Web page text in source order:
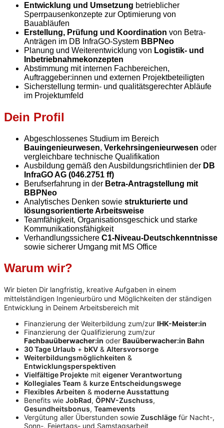
Entwicklung und Umsetzung betrieblicher
Sperrpausenkonzepte zur Optimierung von
Bauabläufen
Erstellung, Prüfung und Koordination von Betra-
Anträgen im DB InfraGO-System BBPNeo
Planung und Weiterentwicklung von Logistik- und
Inbetriebnahmekonzepten
Abstimmung mit internen Fachbereichen,
Auftraggeber:innen und externen Projektbeteiligten
Sicherstellung termin- und qualitätsgerechter Abläufe
im Projektumfeld
Dein Profil
Abgeschlossenes Studium im Bereich
Bauingenieurwesen, Verkehrsingenieurwesen oder
vergleichbare technische Qualifikation
Ausbildung gemäß den Ausbildungsrichtlinien der DB
InfraGO AG (046.2751 ff)
Berufserfahrung in der Betra-Antragstellung mit
BBPNeo
Analytisches Denken sowie strukturierte und
lösungsorientierte Arbeitsweise
Teamfähigkeit, Organisationsgeschick und starke
Kommunikationsfähigkeit
Verhandlungssichere C1-Niveau-Deutschkenntnisse
sowie sicherer Umgang mit MS Office
Warum wir?
Wir bieten Dir langfristig, kreative Aufgaben in einem
mittelständigen Ingenieurbüro und Möglichkeiten der ständigen
Entwicklung in Deinem Arbeitsbereich mit
Finanzierung der Weiterbildung zum/zur IHK-Meister:in
Finanzierung der Qualifizierung zum/zur
Fachbauüberwacher:in oder Bauüberwacher:in Bahn
30 Tage Urlaub + bKV & Altersvorsorge
Weiterbildungsmöglichkeiten &
Entwicklungsperspektiven
Vielfältige Projekte mit eigener Verantwortung
Kollegiales Team & kurze Entscheidungswege
Flexibles Arbeiten & moderne Ausstattung
Benefits wie JobRad, ÖPNV-Zuschuss,
Gesundheitsbonus, Teamevents
Vergütung aller Überstunden sowie Zuschläge für Nacht-,
Sonn-, Feiertags- und Samstagsarbeit